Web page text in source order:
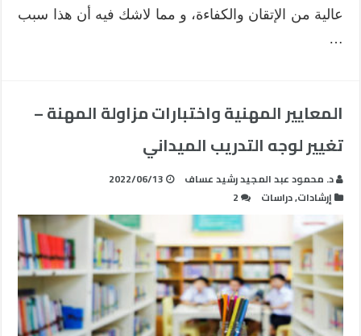
عالية من الإتقان والكفاءة، و مما لاشك فيه أن هذا سبب
…
المعايير المهنية واختبارات مزاولة المهنة –
تغيير لوجه التدريب الميداني
د. محمود عبد المجيد رشيد عساف
2022/06/13
إرشادات,دراسات 2